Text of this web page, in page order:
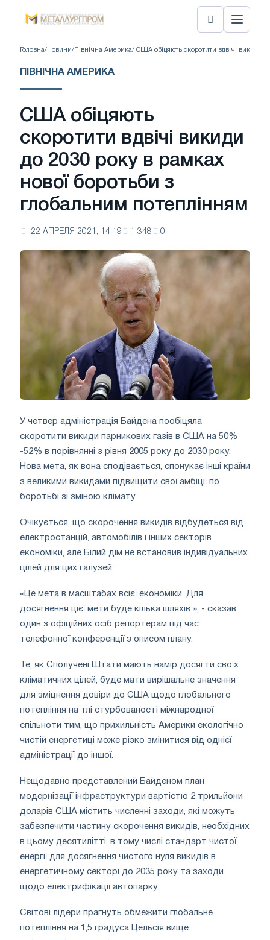
Головна/ Новини/ Північна Америка/ США обіцяють скоротити вдвічі викиди
ПІВНІЧНА АМЕРИКА
США обіцяють
скоротити вдвічі викиди
до 2030 року в рамках
нової боротьби з
глобальним потеплінням
22 АПРЕЛЯ 2021, 14:19 1 348 0
У четвер адміністрація Байдена пообіцяла
скоротити викиди парникових газів в США на 50%
-52% в порівнянні з рівня 2005 року до 2030 року.
Нова мета, як вона сподівається, спонукає інші країни
з великими викидами підвищити свої амбіції по
боротьбі зі зміною клімату.
Очікується, що скорочення викидів відбудеться від
електростанцій, автомобілів і інших секторів
економіки, але Білий дім не встановив індивідуальних
цілей для цих галузей.
«Це мета в масштабах всієї економіки. Для
досягнення цієї мети буде кілька шляхів », - сказав
один з офіційних осіб репортерам під час
телефонної конференції з описом плану.
Те, як Сполучені Штати мають намір досягти своїх
кліматичних цілей, буде мати вирішальне значення
для зміцнення довіри до США щодо глобального
потепління на тлі стурбованості міжнародної
спільноти тим, що прихильність Америки екологічно
чистій енергетиці може різко змінитися від однієї
адміністрації до іншої.
Нещодавно представлений Байденом план
модернізації інфраструктури вартістю 2 трильйони
доларів США містить численні заходи, які можуть
забезпечити частину скорочення викидів, необхідних
в цьому десятилітті, в тому числі стандарт чистої
енергії для досягнення чистого нуля викидів в
енергетичному секторі до 2035 року та заходи
щодо електрифікації автопарку.
Світові лідери прагнуть обмежити глобальне
потепління на 1,5 градуса Цельсія вище